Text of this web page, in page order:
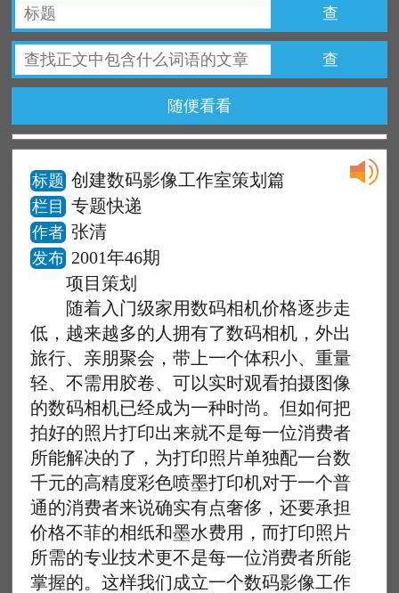
查
查
随便看看
标题 创建数码影像工作室策划篇
栏目 专题快递
作者 张清
发布 2001年46期
项目策划
随着入门级家用数码相机价格逐步走
低，越来越多的人拥有了数码相机，外出
旅行、亲朋聚会，带上一个体积小、重量
轻、不需用胶卷、可以实时观看拍摄图像
的数码相机已经成为一种时尚。但如何把
拍好的照片打印出来就不是每一位消费者
所能解决的了，为打印照片单独配一台数
千元的高精度彩色喷墨打印机对于一个普
通的消费者来说确实有点奢侈，还要承担
价格不菲的相纸和墨水费用，而打印照片
所需的专业技术更不是每一位消费者所能
掌握的。这样我们成立一个数码影像工作